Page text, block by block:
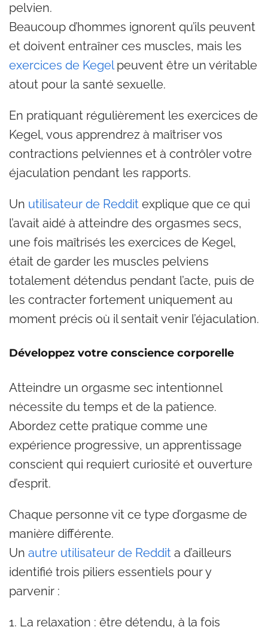
pelvien.
Beaucoup d’hommes ignorent qu’ils peuvent
et doivent entraîner ces muscles, mais les
exercices de Kegelpeuvent être un véritable
atout pour la santé sexuelle.
En pratiquant régulièrement les exercices de
Kegel, vous apprendrez à maîtriser vos
contractions pelviennes et à contrôler votre
éjaculation pendant les rapports.
Un utilisateur de Reddit explique que ce qui
l’avait aidé à atteindre des orgasmes secs,
une fois maîtrisés les exercices de Kegel,
était de garder les muscles pelviens
totalement détendus pendant l’acte, puis de
les contracter fortement uniquement au
moment précis où il sentait venir l’éjaculation.
Développez votre conscience corporelle
Atteindre un orgasme sec intentionnel
nécessite du temps et de la patience.
Abordez cette pratique comme une
expérience progressive, un apprentissage
conscient qui requiert curiosité et ouverture
d’esprit.
Chaque personne vit ce type d’orgasme de
manière différente.
Un autre utilisateur de Reddit a d’ailleurs
identifié trois piliers essentiels pour y
parvenir :
La relaxation : être détendu, à la fois